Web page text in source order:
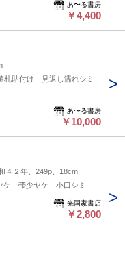
あ〜る書房
￥4,400
貼付け 見返し濡れシミ
あ〜る書房
￥10,000
４２年、249p、18cm
ケ 帯少ヤケ 小口シミ
光国家書店
￥2,800